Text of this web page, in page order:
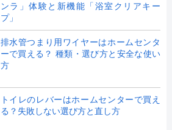
ンラ」体験と新機能「浴室クリアキー
プ」
排水管つまり用ワイヤーはホームセンタ
ーで買える？ 種類・選び方と安全な使い
方
トイレのレバーはホームセンターで買え
る？失敗しない選び方と直し方